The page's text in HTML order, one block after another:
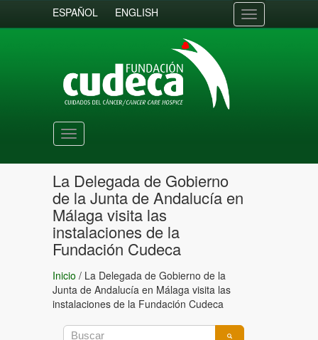
ESPAÑOL ENGLISH
Toggle
navigation
Toggle
navigation
La Delegada de Gobierno
de la Junta de Andalucía en
Málaga visita las
instalaciones de la
Fundación Cudeca
Inicio / La Delegada de Gobierno de la
Junta de Andalucía en Málaga visita las
instalaciones de la Fundación Cudeca